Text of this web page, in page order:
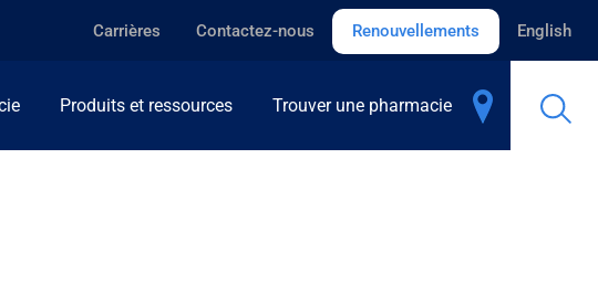
Carrières Contactez-nous Renouvellements English
Produits et ressources Trouver une pharmacie